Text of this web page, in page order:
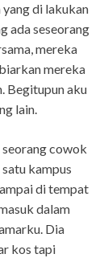
yang di lakukan
ada seseorang
mereka
mereka
Begitupun aku
lain.
seorang cowok
kampus
di tempat
dalam
Dia
kos tapi